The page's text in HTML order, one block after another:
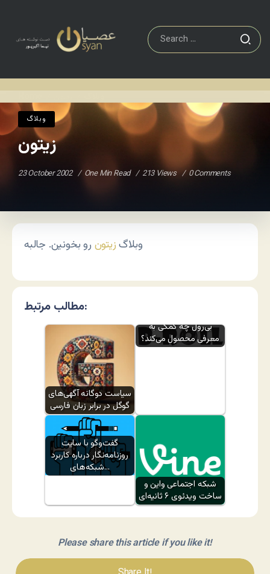
وبلاگ
زیتون
23 October 2002 One Min Read 213 Views 0 Comments
وبلاگزیتون رو بخونین. جالبه
مطالب مرتبط:
سیاست دوگانه آگهی‌های
گوگل در برابر زبان فارسی
بی‌رول چه کمکی به
معرفی محصول می‌کند؟
گفت‌وگو با سایت
روزنامه‌نگار درباره کاربرد
شبکه‌های…
شبکه اجتماعی واین و
ساخت ویدئوی ۶ ثانیه‌ای
Please share this article if you like it!